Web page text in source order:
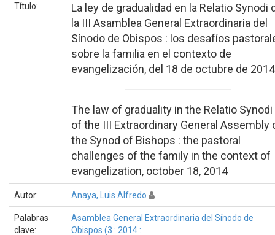
Título:
La ley de gradualidad en la Relatio Synodi
la III Asamblea General Extraordinaria del
Sínodo de Obispos : los desafíos
sobre la familia en el contexto de
evangelización, del 18 de octubre de 2014
The law of graduality in the Relatio Synodi
of the III Extraordinary General Assembly
the Synod of Bishops : the pastoral
challenges of the family in the context of
evangelization, october 18, 2014
Autor: Anaya, Luis Alfredo
Palabras
clave:
Asamblea General Extraordinaria del Sínodo de
Obispos (3 : 2014 :